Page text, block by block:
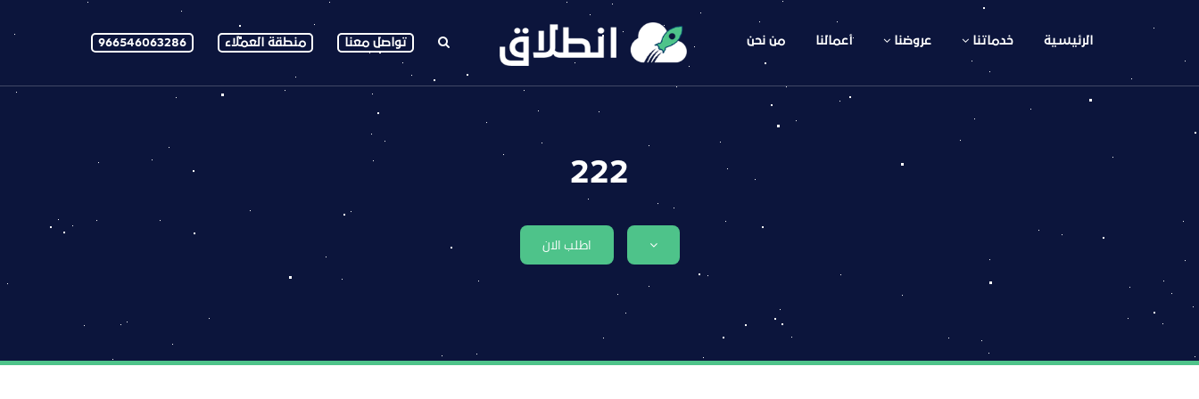
الرئيسية خدماتنا عروضنا أعمالنا من نحن تواصل معنا منطقة العملاء 966546063286
222
اطلب الان